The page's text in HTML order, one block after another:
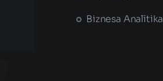
Biznesa Analītika